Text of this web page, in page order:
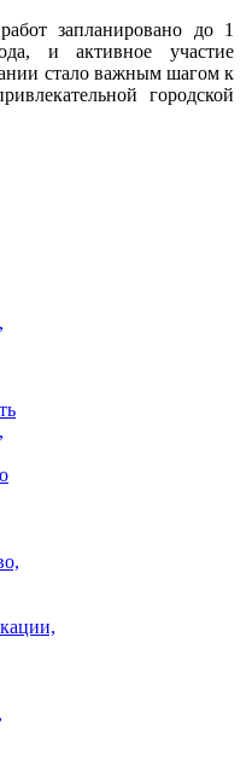
запланировано до 1
и активное участие
стало важным шагом к
городской